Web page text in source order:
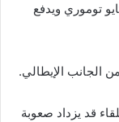
توموري ويدفع
الجانب الإيطالي.
قد يزداد صعوبة